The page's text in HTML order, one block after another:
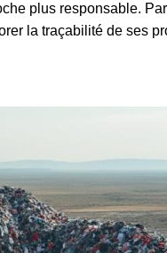
plus responsable.
la traçabilité de ses